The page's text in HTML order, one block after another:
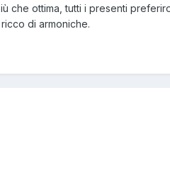
che ottima, tutti i presenti
di armoniche.